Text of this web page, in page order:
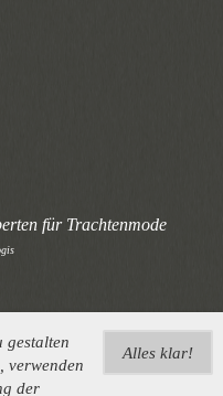
für Trachtenmode
Alles klar!
gestalten
verwenden
der